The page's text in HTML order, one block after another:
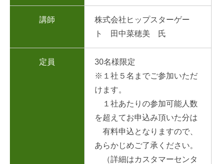
講師
株式会社ヒップスターゲー
ト 田中菜穂美 氏
定員
30名様限定
※１社５名までご参加いただ
けます。
１社あたりの参加可能人数
を超えてお申込み頂いた分は
有料申込となりますので、
あらかじめご了承ください。
（詳細はカスタマーセンタ